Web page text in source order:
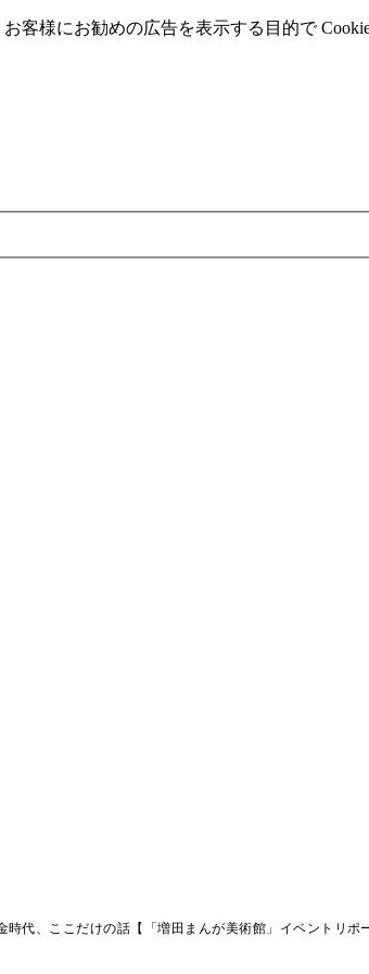
客様にお勧めの広告を表⽰する⽬的で
代、ここだけの話【「増田まんが美術館」イベントリポ